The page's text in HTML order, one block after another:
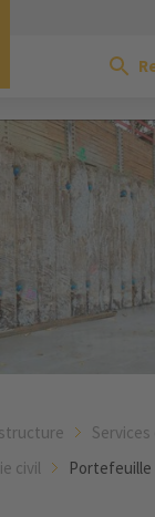
civil
Portefeuille